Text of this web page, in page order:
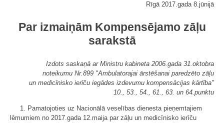
Rīgā 2017.gada 8.jūnijā
Par izmaiņām Kompensējamo zāļu
sarakstā
Izdots saskaņā ar Ministru kabineta 2006.gada 31.oktobra
noteikumu Nr.899 "Ambulatorajai ārstēšanai paredzēto zāļu
un medicīnisko ierīču iegādes izdevumu kompensācijas kārtība"
10., 53., 54., 61., 63. un 64.punktu
1. Pamatojoties uz Nacionālā veselības dienesta pieņemtajiem
lēmumiem no 2017.gada 12.maija par zāļu un medicīnisko ierīču